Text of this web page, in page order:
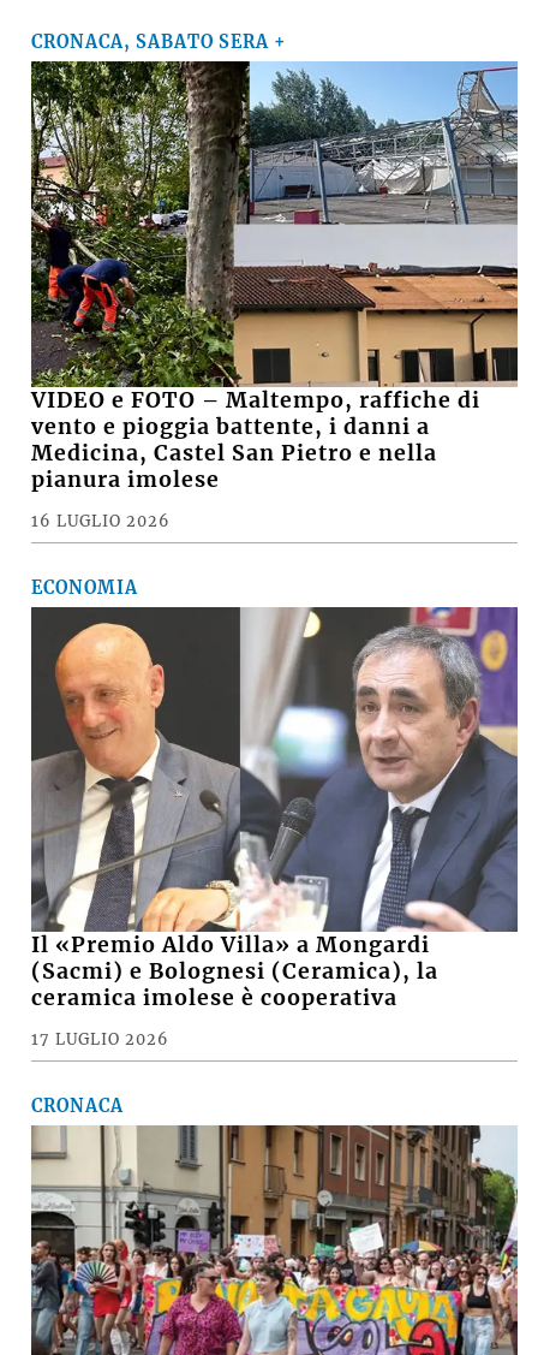
CRONACA, SABATO SERA +
VIDEO e FOTO – Maltempo, raffiche di
vento e pioggia battente, i danni a
Medicina, Castel San Pietro e nella
pianura imolese
16 LUGLIO 2026
ECONOMIA
Il «Premio Aldo Villa» a Mongardi
(Sacmi) e Bolognesi (Ceramica), la
ceramica imolese è cooperativa
17 LUGLIO 2026
CRONACA